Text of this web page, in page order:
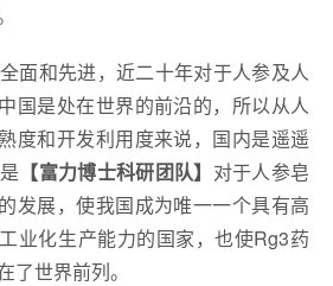
面和先进，近二十年对于人参及人
国是处在世界的前沿的，所以从人
度和开发利用度来说，国内是遥遥
【富力博士科研团队】 对于人参皂
发展，使我国成为唯一一个具有高
业化生产能力的国家，也使Rg3药
了世界前列。